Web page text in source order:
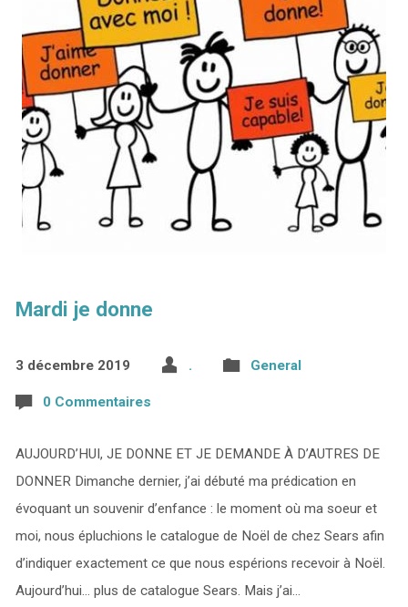
Mardi je donne
3 décembre 2019 . General
0 Commentaires
AUJOURD’HUI, JE DONNE ET JE DEMANDE À D’AUTRES DE
DONNER Dimanche dernier, j’ai débuté ma prédication en
évoquant un souvenir d’enfance : le moment où ma soeur et
moi, nous épluchions le catalogue de Noël de chez Sears afin
d’indiquer exactement ce que nous espérions recevoir à Noël.
Aujourd’hui… plus de catalogue Sears. Mais j’ai…